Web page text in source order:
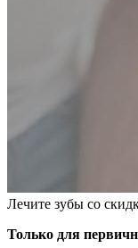
Лечите зубы со
Только для